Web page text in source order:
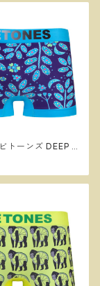
トーンズ DEEP S
ンズ フリーサイズ
ツ ※ネコポスで